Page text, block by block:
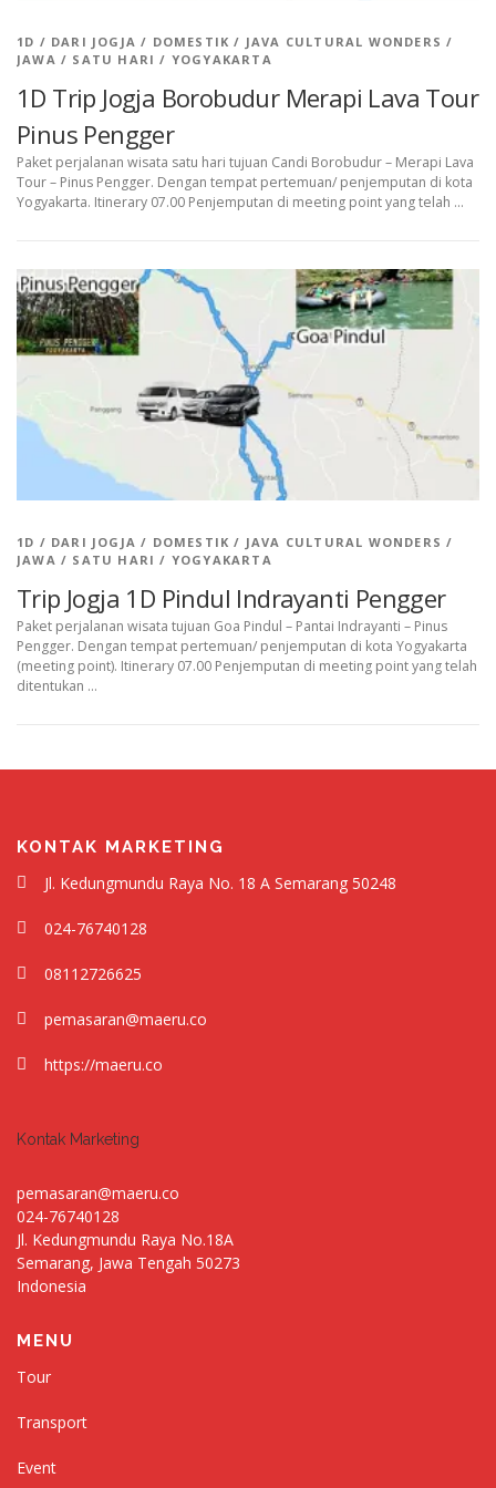
1D / DARI JOGJA / DOMESTIK / JAVA CULTURAL WONDERS /
JAWA / SATU HARI / YOGYAKARTA
1D Trip Jogja Borobudur Merapi Lava Tour
Pinus Pengger
Paket perjalanan wisata satu hari tujuan Candi Borobudur – Merapi Lava
Tour – Pinus Pengger. Dengan tempat pertemuan/ penjemputan di kota
Yogyakarta. Itinerary 07.00 Penjemputan di meeting point yang telah …
1D / DARI JOGJA / DOMESTIK / JAVA CULTURAL WONDERS /
JAWA / SATU HARI / YOGYAKARTA
Trip Jogja 1D Pindul Indrayanti Pengger
Paket perjalanan wisata tujuan Goa Pindul – Pantai Indrayanti – Pinus
Pengger. Dengan tempat pertemuan/ penjemputan di kota Yogyakarta
(meeting point). Itinerary 07.00 Penjemputan di meeting point yang telah
ditentukan …
KONTAK MARKETING
Jl. Kedungmundu Raya No. 18 A Semarang 50248
024-76740128
08112726625
pemasaran@maeru.co
https://maeru.co
Kontak Marketing
pemasaran@maeru.co
024-76740128
Jl. Kedungmundu Raya No.18A
Semarang, Jawa Tengah 50273
Indonesia
MENU
Tour
Transport
Event